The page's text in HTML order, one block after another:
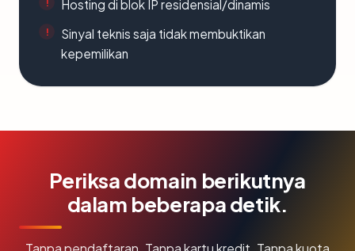
Hosting di blok IP residensial/dinamis
Sinyal teknis saja tidak membuktikan
kepemilikan
Periksa domain berikutnya
dalam beberapa detik.